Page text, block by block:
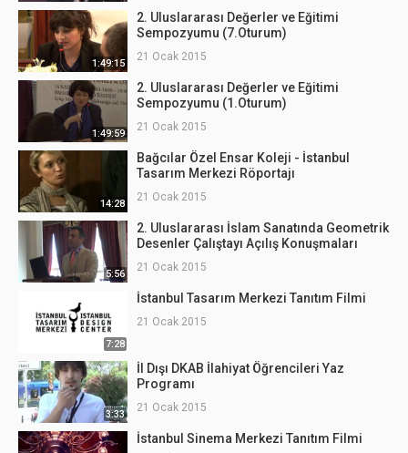
1:49:15
2. Uluslararası Değerler ve Eğitimi
Sempozyumu (7.Oturum)
21 Ocak 2015
1:49:59
2. Uluslararası Değerler ve Eğitimi
Sempozyumu (1.Oturum)
21 Ocak 2015
14:28
Bağcılar Özel Ensar Koleji - İstanbul
Tasarım Merkezi Röportajı
21 Ocak 2015
5:56
2. Uluslararası İslam Sanatında Geometrik
Desenler Çalıştayı Açılış Konuşmaları
21 Ocak 2015
7:28
İstanbul Tasarım Merkezi Tanıtım Filmi
21 Ocak 2015
3:33
İl Dışı DKAB İlahiyat Öğrencileri Yaz
Programı
21 Ocak 2015
İstanbul Sinema Merkezi Tanıtım Filmi